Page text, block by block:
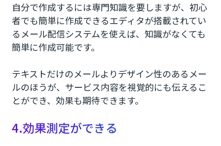
自分で作成するには専門知識を要しますが、初心
者でも簡単に作成できるエディタが搭載されてい
るメール配信システムを使えば、知識がなくても
簡単に作成可能です。
テキストだけのメールよりデザイン性のあるメー
ルのほうが、サービス内容を視覚的にも伝えるこ
とができ、効果も期待できます。
4.効果測定ができる